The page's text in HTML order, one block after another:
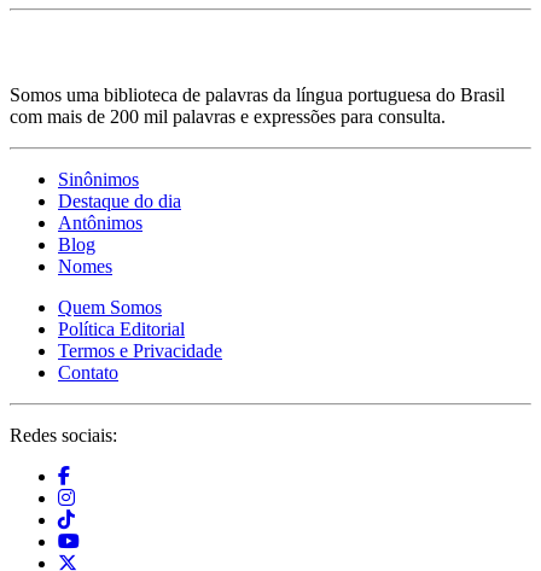
Somos uma biblioteca de palavras da língua portuguesa do Brasil
com mais de 200 mil palavras e expressões para consulta.
Sinônimos
Destaque do dia
Antônimos
Blog
Nomes
Quem Somos
Política Editorial
Termos e Privacidade
Contato
Redes sociais: